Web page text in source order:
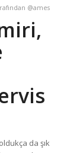
@ames
da şık